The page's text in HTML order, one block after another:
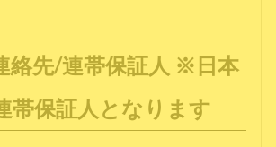
絡先/連帯保証人 ※日本
帯保証人となります